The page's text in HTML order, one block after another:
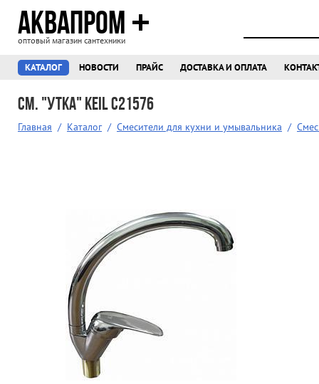
АКВАПРОМ
оптовый магазин сантехники
КАТАЛОГ НОВОСТИ ПРАЙС ДОСТАВКА И ОПЛАТА
См. "Утка" KEIL С21576
Главная / Каталог / Смесители для кухни и умывальника /